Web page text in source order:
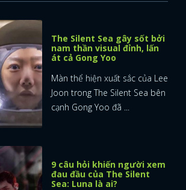
The Silent Sea gây sốt bởi
nam thần visual đỉnh, lấn
át cả Gong Yoo
Màn thể hiện xuất sắc của Lee
Joon trong The Silent Sea bên
cạnh Gong Yoo đã ...
9 câu hỏi khiến người xem
đau đầu của The Silent
Sea: Luna là ai?